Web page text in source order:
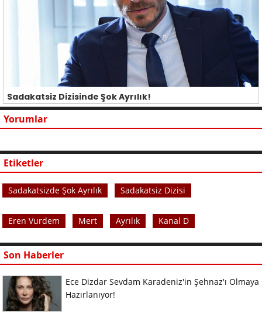
Sadakatsiz Dizisinde Şok Ayrılık!
Yorumlar
Etiketler
Sadakatsizde Şok Ayrılık Sadakatsiz Dizisi
Eren Vurdem Mert Ayrılık Kanal D
Son Haberler
Ece Dizdar Sevdam Karadeniz'in Şehnaz'ı Olmaya
Hazırlanıyor!